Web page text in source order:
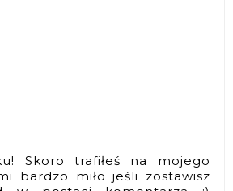
Skoro trafiłeś na mojego
bardzo miło jeśli zostawisz